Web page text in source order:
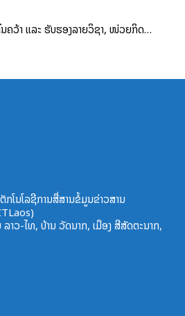
ຄວ້າ ແລະ ຮັບຮອງລາຍວິຊາ, ໜ່ວຍກິດ…
ໂນໂລຊີການສື່ສານຂໍ້ມູນຂ່າວສານ
າວ​-ໄທ, ບ້ານ ວັດ​ນາກ, ​ເມືອງ ສີ​ສັດຕະ​ນາກ,